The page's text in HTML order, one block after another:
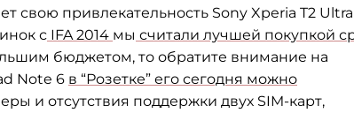
свою привлекательность Sony Xperia T2 Ultra
с IFA 2014 мы считали лучшей покупкой
бюджетом, то обратите внимание на
Note 6 в “Розетке” его сегодня можно
и отсутствия поддержки двух SIM-карт,